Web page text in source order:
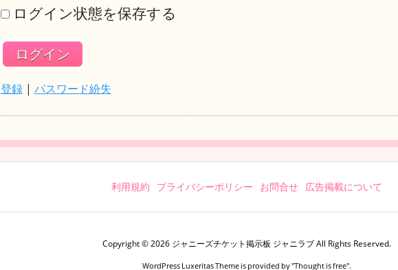
ログイン状態を保存する
登録| パスワード紛失
利用規約 プライバシーポリシー お問合せ 広告掲載について
Copyright ©2026 ジャニーズチケット掲示板 ジャニラブAll Rights Reserved.
WordPress Luxeritas Theme is provided by "Thought is free".